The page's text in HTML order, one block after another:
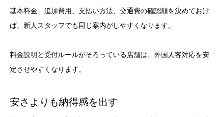
基本料金、追加費用、支払い方法、交通費の確認順を決めておけ
ば、新人スタッフでも同じ案内がしやすくなります。
料金説明と受付ルールがそろっている店舗は、外国人客対応を安
定させやすくなります。
安さよりも納得感を出す